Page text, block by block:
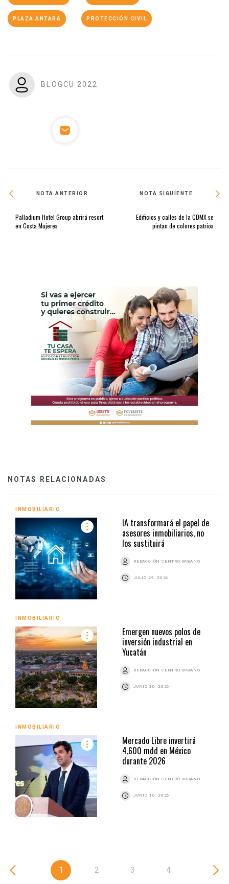
PLAZA ANTARA PROTECCIÓN CIVIL
BLOGCU 2022
NOTA ANTERIOR
Palladium Hotel Group abrirá resort
en Costa Mujeres
NOTA SIGUIENTE
Edificios y calles de la CDMX se
pintan de colores patrios
NOTAS RELACIONADAS
INMOBILIARIO
IA transformará el papel de
asesores inmobiliarios, no
los sustituirá
REDACCIÓN CENTRO URBANO
JULIO 29, 2026
INMOBILIARIO
Emergen nuevos polos de
inversión industrial en
Yucatán
REDACCIÓN CENTRO URBANO
JUNIO 30, 2026
INMOBILIARIO
Mercado Libre invertirá
4,600 mdd en México
durante 2026
REDACCIÓN CENTRO URBANO
JUNIO 10, 2026
1 2 3 4